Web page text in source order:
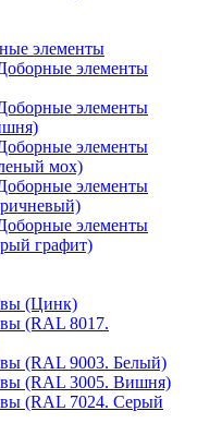
элементы
элементы
элементы
элементы
мох)
элементы
элементы
графит)
(Цинк)
(RAL 8017.
(RAL 9003. Белый)
(RAL 3005. Вишня)
(RAL 7024. Серый